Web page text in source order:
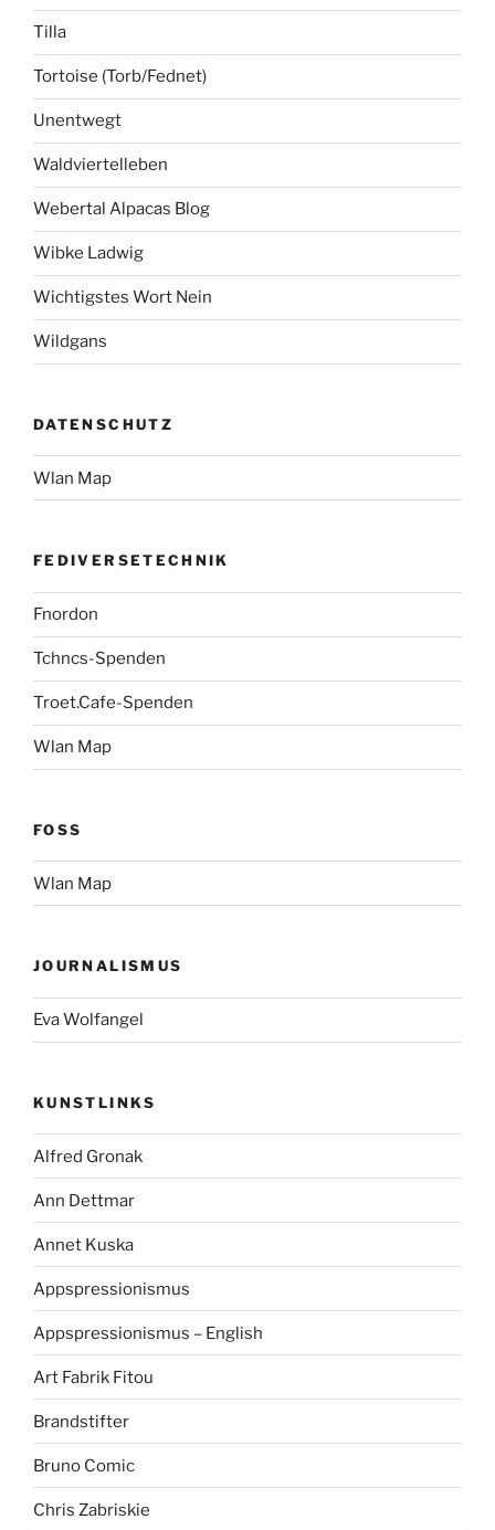
Tilla
Tortoise (Torb/Fednet)
Unentwegt
Waldviertelleben
Webertal Alpacas Blog
Wibke Ladwig
Wichtigstes Wort Nein
Wildgans
DATENSCHUTZ
Wlan Map
FEDIVERSETECHNIK
Fnordon
Tchncs-Spenden
Troet.Cafe-Spenden
Wlan Map
FOSS
Wlan Map
JOURNALISMUS
Eva Wolfangel
KUNSTLINKS
Alfred Gronak
Ann Dettmar
Annet Kuska
Appspressionismus
Appspressionismus – English
Art Fabrik Fitou
Brandstifter
Bruno Comic
Chris Zabriskie